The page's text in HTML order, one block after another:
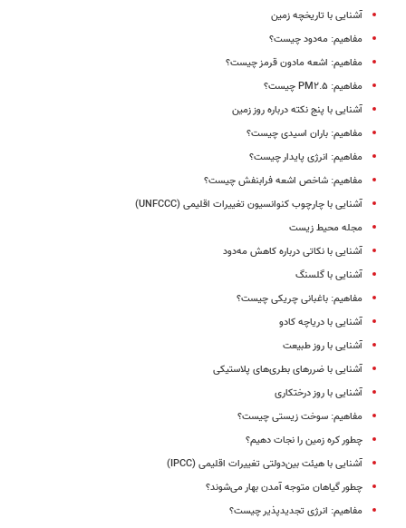
آشنایی با تاریخچه زمین
مفاهیم: مه‌دود چیست؟
مفاهیم: اشعه مادون قرمز چیست؟
مفاهیم: PM۲.۵ چیست؟
آشنایی با پنج نکته درباره روز زمین
مفاهیم: باران اسیدی چیست؟
مفاهیم: انرژی پایدار چیست؟
مفاهیم: شاخص اشعه فرابنفش چیست؟
آشنایی با چارچوب کنوانسیون تغییرات اقلیمی (UNFCCC)
مجله محیط زیست
آشنایی با نکاتی درباره کاهش مه‌دود
آشنایی با گلسنگ
مفاهیم: باغبانی چریکی چیست؟
آشنایی با دریاچه کادو
آشنایی با روز طبیعت
آشنایی با ضررهای بطری‌های پلاستیکی
آشنایی با روز درختکاری
مفاهیم: سوخت‌ زیستى چیست؟
چطور کره زمین را نجات دهیم؟
آشنایی با هیئت بین‌دولتی تغییرات اقلیمی (IPCC)
چطور گیاهان متوجه آمدن بهار می‌شوند؟
مفاهیم: انرژی تجدیدپذیر چیست؟